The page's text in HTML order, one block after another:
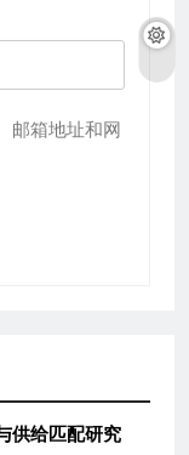
邮箱地址和网
供给匹配研究